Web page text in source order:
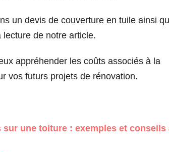
un devis de couverture en tuile ainsi
de notre article.
appréhender les coûts associés à la
vos futurs projets de rénovation.
une toiture : exemples et conseils